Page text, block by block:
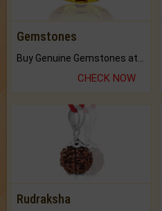
Gemstones
CHECK NOW
Rudraksha